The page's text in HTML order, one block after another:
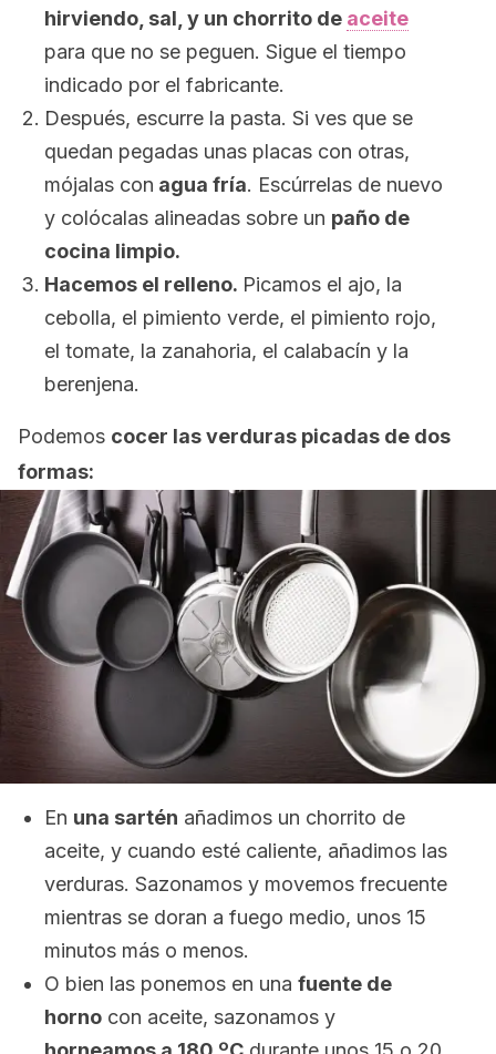
hirviendo, sal, y un chorrito de aceite
para que no se peguen. Sigue el tiempo
indicado por el fabricante.
Después, escurre la pasta. Si ves que se
quedan pegadas unas placas con otras,
mójalas con agua fría. Escúrrelas de nuevo
y colócalas alineadas sobre un paño de
cocina limpio.
Hacemos el relleno. Picamos el ajo, la
cebolla, el pimiento verde, el pimiento rojo,
el tomate, la zanahoria, el calabacín y la
berenjena.
Podemos cocer las verduras picadas de dos
formas:
En una sartén añadimos un chorrito de
aceite, y cuando esté caliente, añadimos las
verduras. Sazonamos y movemos frecuente
mientras se doran a fuego medio, unos 15
minutos más o menos.
O bien las ponemos en una fuente de
horno con aceite, sazonamos y